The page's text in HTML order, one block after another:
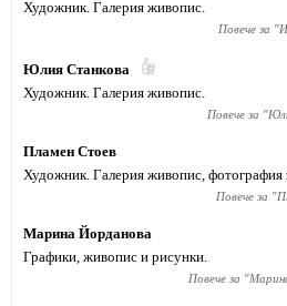
Художник. Галерия живопис.
Повече за "
Юлия Станкова
Художник. Галерия живопис.
Повече за "
Пламен Стоев
Художник. Галерия живопис, фотография
Повече за "
Марина Йорданова
Графики, живопис и рисунки.
Повече за "